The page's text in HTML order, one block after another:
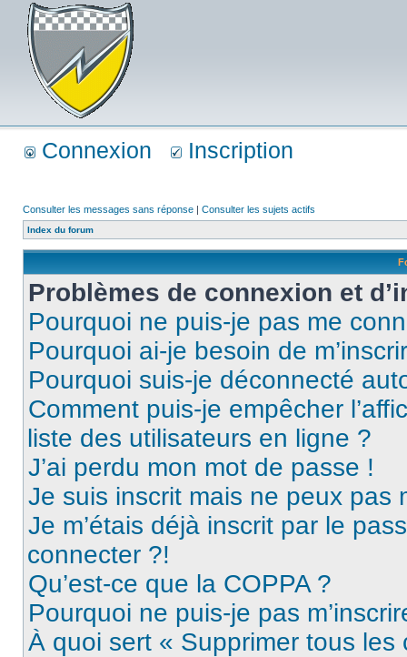
Connexion Inscription
Consulter les messages sans réponse | Consulter les sujets actifs
Index du forum
Problèmes de connexion et
Pourquoi ne puis-je pas me
Pourquoi ai-je besoin de
Pourquoi suis-je déconnecté
Comment puis-je empêcher
liste des utilisateurs en ligne ?
J’ai perdu mon mot de passe !
Je suis inscrit mais ne peux pas
Je m’étais déjà inscrit par le
connecter ?!
Qu’est-ce que la COPPA ?
Pourquoi ne puis-je pas
À quoi sert « Supprimer tous les